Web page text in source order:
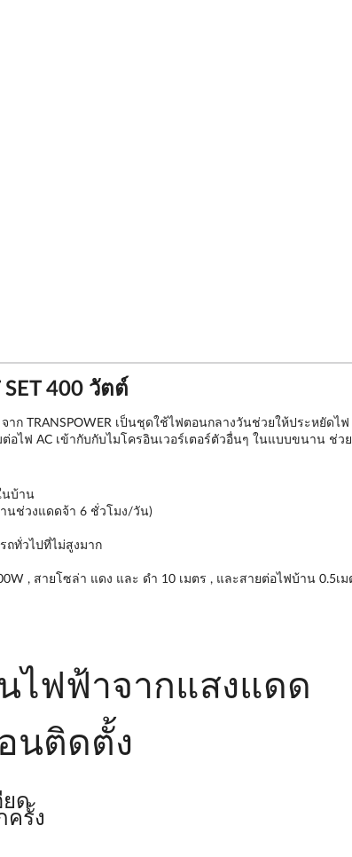
400 วัตต์
TRANSPOWER เป็นชุดใช้ไฟตอนกลางวันช่วยให้ประหยัดไ
ไฟ AC เข้ากับกับไมโครอินเวอร์เตอร์ตัวอื่นๆ ในแบบขนาน ช่
นบ้าน
นช่วงแดดจ้า 6 ชั่วโมง/วัน)
ถทั่วไปที่ไม่สูงมาก
, สายโซล่า แดง และ ดำ 10 เมตร , และสายต่อไฟบ้าน 0.5เม
ไฟฟ้าจากแสงแดด
นติดตั้ง
ยด
ครั้ง